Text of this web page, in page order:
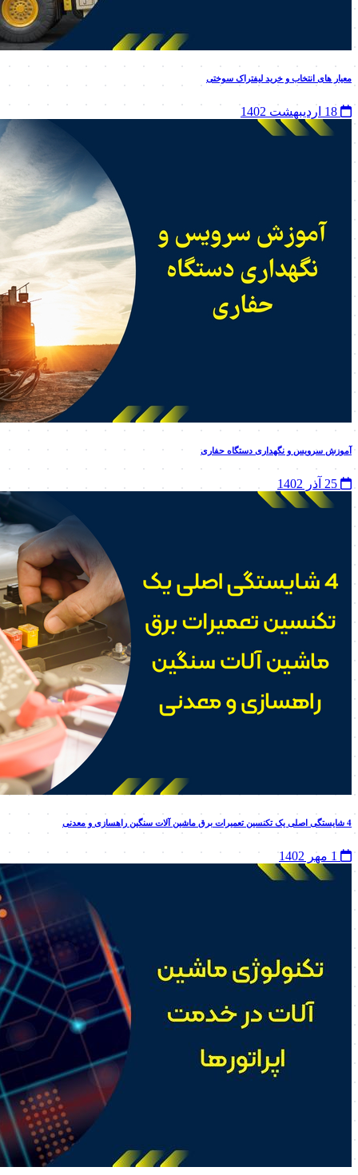
معیار های انتخاب و خرید لیفتراک سوختی
آموزش سرویس و نگهداری دستگاه حفاری
4 شایستگی اصلی یک تکنسین تعمیرات برق ماشین آلات سنگین راهسازی و معدنی